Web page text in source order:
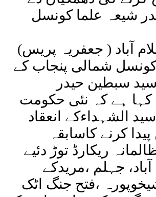
شیعہ علما کونسل
آباد ( جعفریہ پریس)
شمالی پنجاب کے
سبطین حیدر
کہا ہے کہ نئی حکومت
الشہداءکے انعقاد
کرنے کاسابقہ
ریکارڈ توڑ دئیے
جہلم ،مریدکے
،فتح جنگ اٹک